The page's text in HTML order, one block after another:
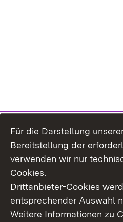
Für die Darstellung
Bereitstellung der
verwenden wir nur
Cookies.
Drittanbieter-Cookies
entsprechender Auswahl
Weitere Informationen zu